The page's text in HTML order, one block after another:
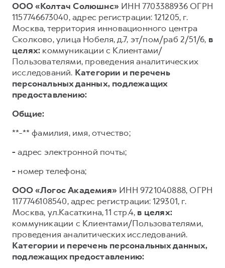
ООО «Колтач Солюшнс» ИНН 7703388936 ОГРН
1157746673040, адрес регистрации: 121205, г.
Москва, территория инновационного центра
Сколково, улица Нобеля, д.7, эт/пом/раб 2/51/6, в
целях: коммуникации с Клиентами/
Пользователями, проведения аналитических
исследований. Категории и перечень
персональных данных, подлежащих
предоставлению:
Общие:
**-** фамилия, имя, отчество;
- адрес электронной почты;
- номер телефона;
ООО «Логос Академия» ИНН 9721040888, ОГРН
1177746108540, адрес регистрации: 129301, г.
Москва, ул.Касаткина, 11 стр.4, в целях:
коммуникации с Клиентами/Пользователями,
проведения аналитических исследований.
Категории и перечень персональных данных,
подлежащих предоставлению: